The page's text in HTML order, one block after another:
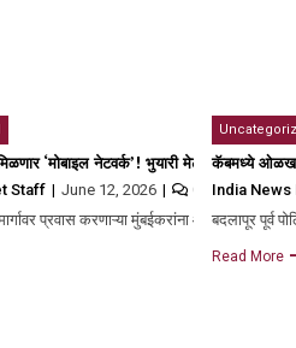
जिल्ह्यांना मुसळधार पावसाचा इशारा
‘मोबाइल नेटवर्क’! भुयारी मेट्रोच्या 16
Staff June 12, 2026 0
प्रवास करणाऱ्या मुंबईकरांना आता मोबाइलवर
कॅबमध्ये ओळख,
India
बदलापूर पूर्व
Read More